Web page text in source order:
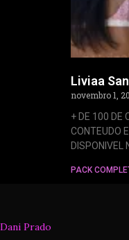
Liviaa
novembro 1,
+ DE 100 DE
CONTEUDO
DISPONIVEL
PACK
Dani Prado